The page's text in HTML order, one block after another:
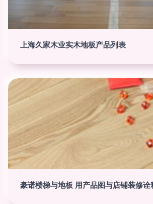
上海久家木业实木地板产品列表
豪诺楼梯与地板 用产品图与店铺装修诠